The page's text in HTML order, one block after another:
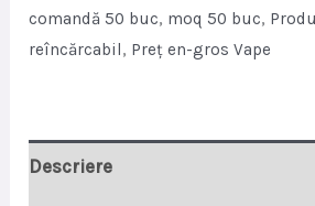
with
LED
comandă 50 buc, moq 50 buc,
reîncărcabil, Preț en-gros Vape
Descriere